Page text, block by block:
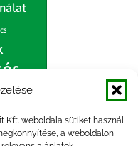
Kft. weboldala sütiket használ
a weboldalon